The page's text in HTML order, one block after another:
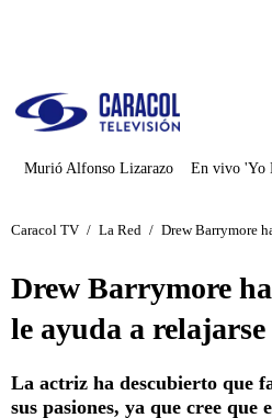
Murió Alfonso Lizarazo En vivo 'Yo
Caracol TV / La Red / Drew Barrymore
Drew Barrymore
le ayuda a relajarse
La actriz ha descubierto que
sus pasiones, ya que cree que